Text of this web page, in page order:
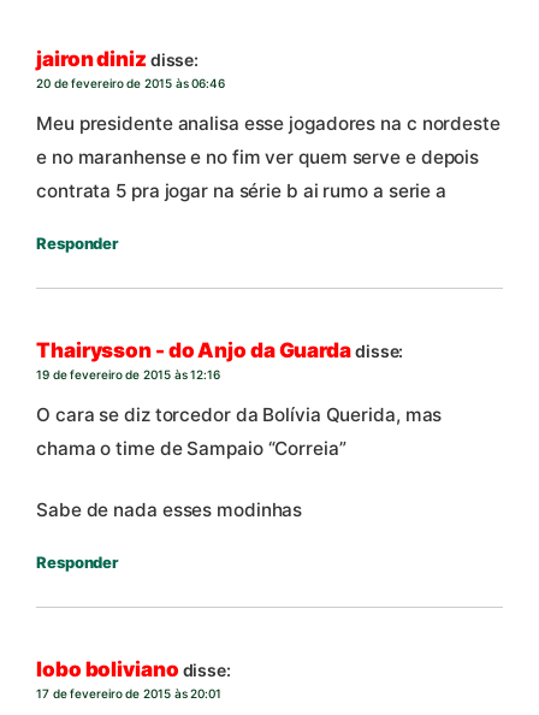
jairon diniz disse:
20 de fevereiro de 2015 às 06:46
Meu presidente analisa esse jogadores na c nordeste
e no maranhense e no fim ver quem serve e depois
contrata 5 pra jogar na série b ai rumo a serie a
Responder
Thairysson - do Anjo da Guardadisse:
19 de fevereiro de 2015 às 12:16
O cara se diz torcedor da Bolívia Querida, mas
chama o time de Sampaio “Correia”
Sabe de nada esses modinhas
Responder
lobo boliviano disse:
17 de fevereiro de 2015 às 20:01